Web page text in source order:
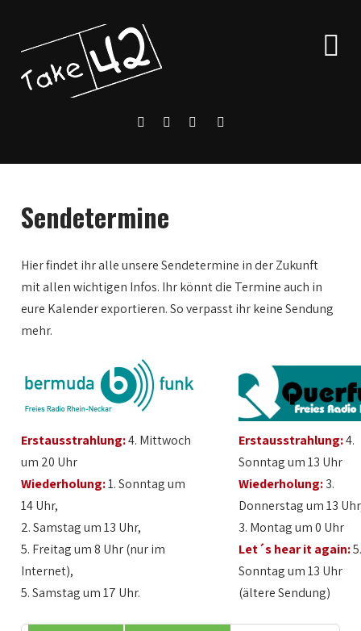
Sendetermine
Hier findet ihr alle unsere Sendetermine in der Zukunft
mit allen wichtigen Infos. Ihr könnt die Termine auch in
eure Kalender exportieren. So verpasst ihr keine Sendung
mehr.
Erstausstrahlung:4. Mittwoch
um 20 Uhr
Wiederholung:1. Sonntag um
14 Uhr,
2. Samstag um 13 Uhr,
5. Freitag um 8 Uhr (nur im
Internet),
5. Samstag um 17 Uhr.
Erstausstrahlung:4.
Sonntag um 13 Uhr
Wiederholung:3.
Donnerstag um 13
3. Montag um 0 Uhr
Let´s hear it again:
Sonntag um 13 Uhr
(ältere Sendung)